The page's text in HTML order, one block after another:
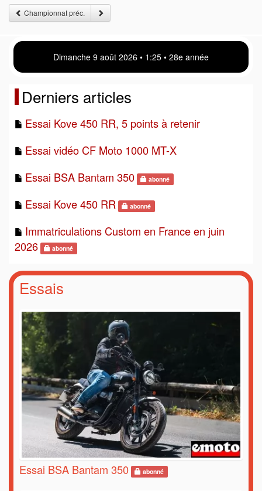
Championnat préc.
Dimanche 9 août 2026 • 1 25 • 28e année
Derniers articles
Essai Kove 450 RR, 5 points à retenir
Essai vidéo CF Moto 1000 MT-X
Essai BSA Bantam 350
abonné
Essai Kove 450 RR abonné
Immatriculations Custom en France en juin
2026
abonné
Essais
Essai BSA Bantam 350 abonné